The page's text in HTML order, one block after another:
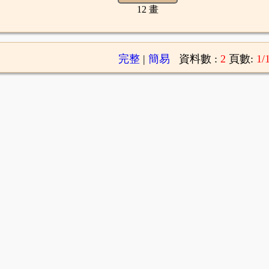
12 畫
完整| 簡易 資料數 : 2 頁數: 1/